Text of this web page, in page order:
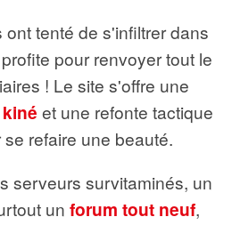
tenté de s'infiltrer dans
pour renvoyer tout le
! Le site s'offre une
et une refonte tactique
refaire une beauté.
serveurs survitaminés, un
un forum tout neuf,